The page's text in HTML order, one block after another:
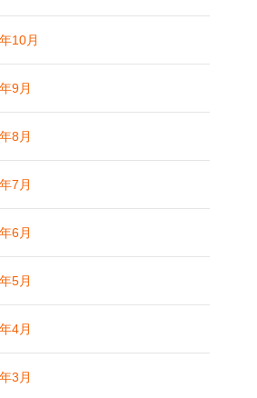
10月
9月
8月
7月
6月
5月
4月
3月